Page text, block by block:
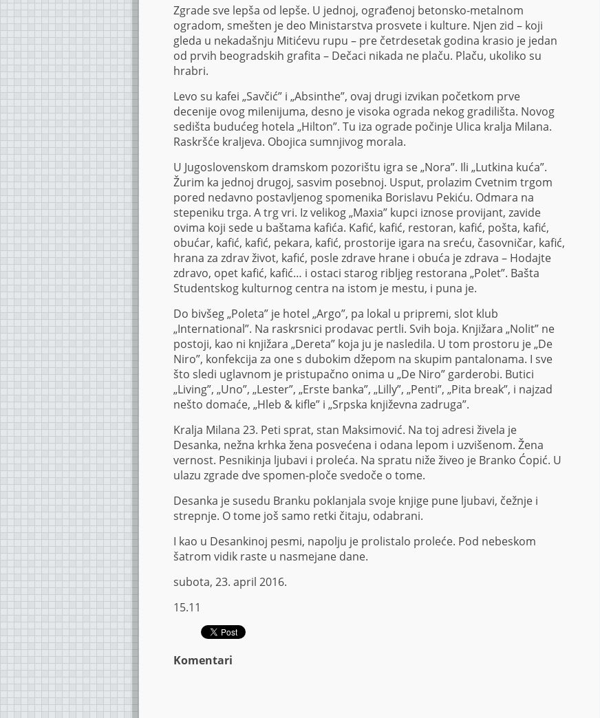
Zgrade sve lepša od lepše. U jednoj, ograđenoj betonsko-metalnom
ogradom, smešten je deo Ministarstva prosvete i kulture. Njen zid – koji
gleda u nekadašnju Mitićevu rupu – pre četrdesetak godina krasio je jedan
od prvih beogradskih grafita – Dečaci nikada ne plaču. Plaču, ukoliko su
hrabri.
Levo su kafei „Savčić” i „Absinthe”, ovaj drugi izvikan početkom prve
decenije ovog milenijuma, desno je visoka ograda nekog gradilišta. Novog
sedišta budućeg hotela „Hilton”. Tu iza ograde počinje Ulica kralja Milana.
Raskršće kraljeva. Obojica sumnjivog morala.
U Jugoslovenskom dramskom pozorištu igra se „Nora”. Ili „Lutkina kuća”.
Žurim ka jednoj drugoj, sasvim posebnoj. Usput, prolazim Cvetnim trgom
pored nedavno postavljenog spomenika Borislavu Pekiću. Odmara na
stepeniku trga. A trg vri. Iz velikog „Maxia” kupci iznose provijant, zavide
ovima koji sede u baštama kafića. Kafić, kafić, restoran, kafić, pošta, kafić,
obućar, kafić, kafić, pekara, kafić, prostorije igara na sreću, časovničar, kafić,
hrana za zdrav život, kafić, posle zdrave hrane i obuća je zdrava – Hodajte
zdravo, opet kafić, kafić… i ostaci starog ribljeg restorana „Polet”. Bašta
Studentskog kulturnog centra na istom je mestu, i puna je.
Do bivšeg „Poleta” je hotel „Argo”, pa lokal u pripremi, slot klub
„International”. Na raskrsnici prodavac pertli. Svih boja. Knjižara „Nolit” ne
postoji, kao ni knjižara „Dereta” koja ju je nasledila. U tom prostoru je „De
Niro”, konfekcija za one s dubokim džepom na skupim pantalonama. I sve
što sledi uglavnom je pristupačno onima u „De Niro” garderobi. Butici
„Living”, „Uno”, „Lester”, „Erste banka”, „Lilly”, „Penti”, „Pita break”, i najzad
nešto domaće, „Hleb & kifle” i „Srpska književna zadruga”.
Kralja Milana 23. Peti sprat, stan Maksimović. Na toj adresi živela je
Desanka, nežna krhka žena posvećena i odana lepom i uzvišenom. Žena
vernost. Pesnikinja ljubavi i proleća. Na spratu niže živeo je Branko Ćopić. U
ulazu zgrade dve spomen-ploče svedoče o tome.
Desanka je susedu Branku poklanjala svoje knjige pune ljubavi, čežnje i
strepnje. O tome još samo retki čitaju, odabrani.
I kao u Desankinoj pesmi, napolju je prolistalo proleće. Pod nebeskom
šatrom vidik raste u nasmejane dane.
subota, 23. april 2016.
15.11
Komentari